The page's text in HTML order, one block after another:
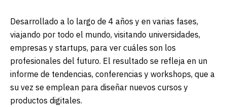
Desarrollado a lo largo de 4 años y en varias fases,
viajando por todo el mundo, visitando universidades,
empresas y startups, para ver cuáles son los
profesionales del futuro. El resultado se refleja en un
informe de tendencias, conferencias y workshops, que a
su vez se emplean para diseñar nuevos cursos y
productos digitales.